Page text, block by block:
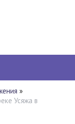
»
Усяжа в